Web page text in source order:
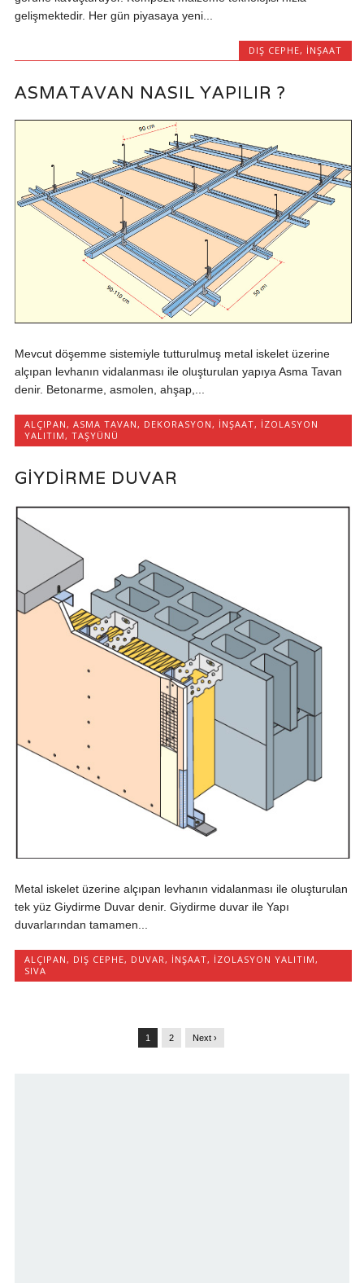
gelişmektedir. Her gün piyasaya yeni...
DIŞ CEPHE, İNŞAAT
ASMATAVAN NASIL YAPILIR ?
Mevcut döşemme sistemiyle tutturulmuş metal iskelet üzerine
alçıpan levhanın vidalanması ile oluşturulan yapıya Asma Tavan
denir. Betonarme, asmolen, ahşap,...
ALÇIPAN ,ASMA TAVAN , DEKORASYON , İNŞAAT, İZOLASYON
YALITIM ,TAŞYÜNÜ
GIYDIRME DUVAR
Metal iskelet üzerine alçıpan levhanın vidalanması ile oluşturulan
tek yüz Giydirme Duvar denir. Giydirme duvar ile Yapı
duvarlarından tamamen...
ALÇIPAN , DIŞ CEPHE, DUVAR , İNŞAAT, İZOLASYON YALITIM ,
SIVA
1 2 Next ›